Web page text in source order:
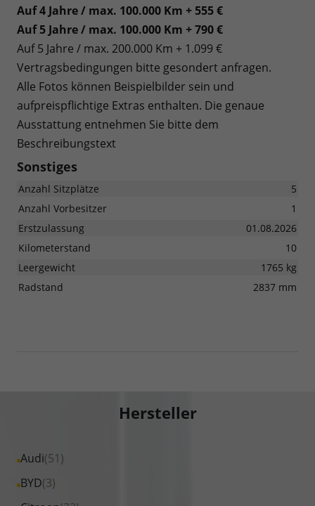
Auf 4 Jahre / max. 100.000 Km + 555 €
Auf 5 Jahre / max. 100.000 Km + 790 €
Auf 5 Jahre / max. 200.000 Km + 1.099 €
Vertragsbedingungen bitte gesondert anfragen.
Alle Fotos können Beispielbilder sein und
aufpreispflichtige Extras enthalten. Die genaue
Ausstattung entnehmen Sie bitte dem
Beschreibungstext
Sonstiges
Anzahl Sitzplätze
5
Anzahl Vorbesitzer
1
Erstzulassung
01.08.2026
Kilometerstand
10
Leergewicht
1765 kg
Radstand
2837 mm
Hersteller
Audi(51)
Alle
Fahrzeuge
BYD(3)
Alle
Fahrzeuge